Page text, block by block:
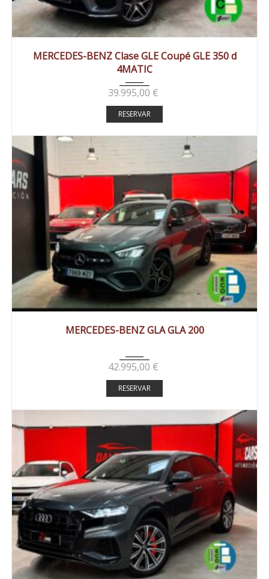
MERCEDES-BENZ Clase GLE Coupé GLE 350 d
4MATIC
39.995,00 €
RESERVAR
MERCEDES-BENZ GLA GLA 200
42.995,00 €
RESERVAR